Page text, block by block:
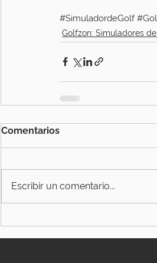
#SimuladordeGolf
Golfzon: Simuladores
Comentarios
Escribir un comentario...